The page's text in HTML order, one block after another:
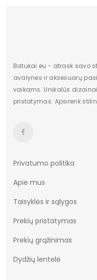
Batukai.eu - atrask savo
avalynės ir aksesuarų
vaikams. Unikalūs
pristatymas. Apsirenk
Privatumo politika
Apie mus
Taisyklės ir sąlygos
Prekių pristatymas
Prekių grąžinimas
Dydžių lentelė